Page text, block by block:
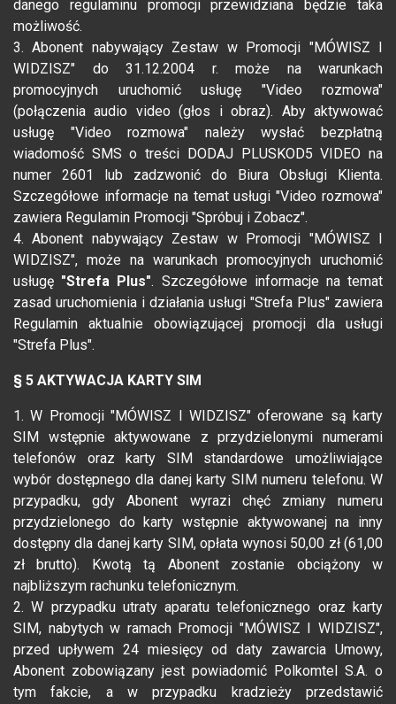
danego regulaminu promocji przewidziana będzie taka
możliwość.
3. Abonent nabywający Zestaw w Promocji "MÓWISZ I
WIDZISZ" do 31.12.2004 r. może na warunkach
promocyjnych uruchomić usługę "Video rozmowa"
(połączenia audio video (głos i obraz). Aby aktywować
usługę "Video rozmowa" należy wysłać bezpłatną
wiadomość SMS o treści DODAJ PLUSKOD5 VIDEO na
numer 2601 lub zadzwonić do Biura Obsługi Klienta.
Szczegółowe informacje na temat usługi "Video rozmowa"
zawiera Regulamin Promocji "Spróbuj i Zobacz".
4. Abonent nabywający Zestaw w Promocji "MÓWISZ I
WIDZISZ", może na warunkach promocyjnych uruchomić
usługę "Strefa Plus". Szczegółowe informacje na temat
zasad uruchomienia i działania usługi "Strefa Plus" zawiera
Regulamin aktualnie obowiązującej promocji dla usługi
"Strefa Plus".
§ 5 AKTYWACJA KARTY SIM
1. W Promocji "MÓWISZ I WIDZISZ" oferowane są karty
SIM wstępnie aktywowane z przydzielonymi numerami
telefonów oraz karty SIM standardowe umożliwiające
wybór dostępnego dla danej karty SIM numeru telefonu. W
przypadku, gdy Abonent wyrazi chęć zmiany numeru
przydzielonego do karty wstępnie aktywowanej na inny
dostępny dla danej karty SIM, opłata wynosi 50,00 zł (61,00
zł brutto). Kwotą tą Abonent zostanie obciążony w
najbliższym rachunku telefonicznym.
2. W przypadku utraty aparatu telefonicznego oraz karty
SIM, nabytych w ramach Promocji "MÓWISZ I WIDZISZ",
przed upływem 24 miesięcy od daty zawarcia Umowy,
Abonent zobowiązany jest powiadomić Polkomtel S.A. o
tym fakcie, a w przypadku kradzieży przedstawić